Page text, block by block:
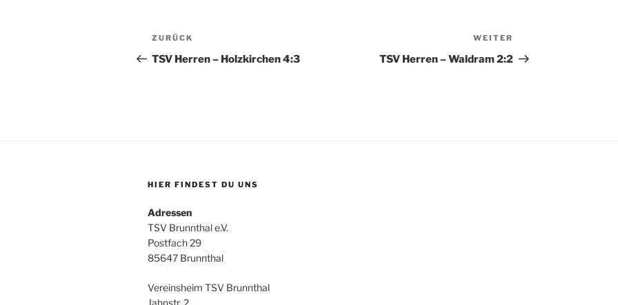
Beitragsnavigation
Vorheriger
Beitrag
ZURÜCK
TSV Herren – Holzkirchen 4:3
Beitrag
WEITER
TSV Herren – Waldram 2:2
HIER FINDEST DU UNS
Adressen
TSV Brunnthal e.V.
Postfach 29
85647 Brunnthal
Vereinsheim TSV Brunnthal